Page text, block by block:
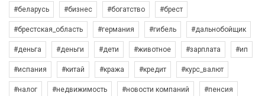
#беларусь #бизнес #богатство #брест
#брестская_область #германия #гибель #дальнобойщик
#деньга #деньги #дети #животное #зарплата #ип
#испания #китай #кража #кредит #курс_валют
#налог #недвижимость #новости компаний #пенсия